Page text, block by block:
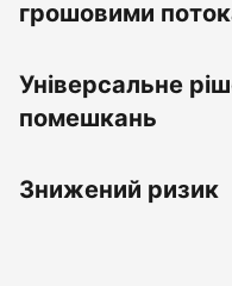
грошовими
Універсальне
помешкань
Знижений ризик